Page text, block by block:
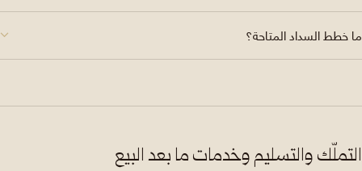
ما خطط السداد المتاحة؟
التملّك والتسليم وخدمات ما بعد البيع